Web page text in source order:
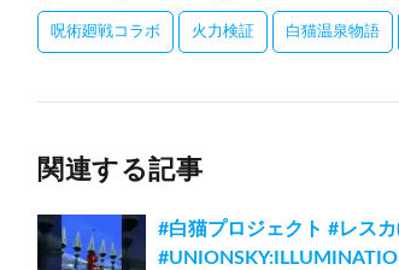
呪術廻戦コラボ 火力検証 白猫温泉物語
関連する記事
#白猫プロジェクト #レス